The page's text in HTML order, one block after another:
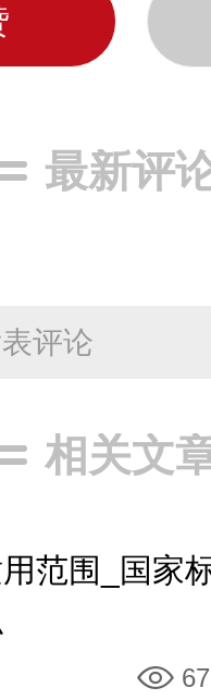
最新评
评论
相关文
范围_国家